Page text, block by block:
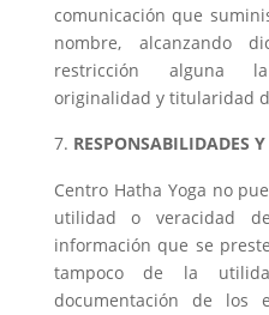
comunicación que
nombre, alcanzando
restricción alguna
originalidad y titularidad
RESPONSABILIDADES
Centro Hatha Yoga no
utilidad o veracidad
información que se
tampoco de la
documentación de los